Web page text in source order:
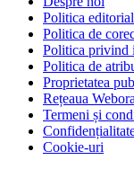
Politica
Politica de
Politica privind
Politica de
Proprietatea
Rețeaua
Termeni și
Cookie-uri